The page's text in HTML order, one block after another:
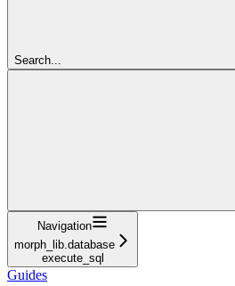
Search...
Navigation
morph_lib.database
execute_sql
Guides